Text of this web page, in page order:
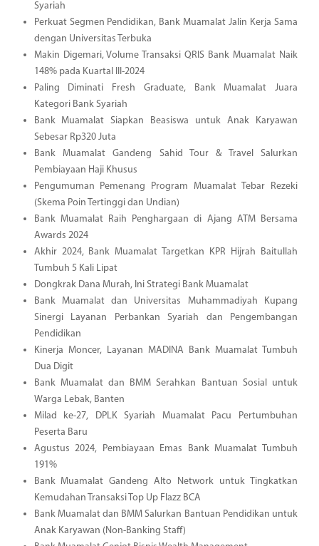
Syariah
Perkuat Segmen Pendidikan, Bank Muamalat Jalin Kerja Sama
dengan Universitas Terbuka
Makin Digemari, Volume Transaksi QRIS Bank Muamalat Naik
148% pada Kuartal III-2024
Paling Diminati Fresh Graduate, Bank Muamalat Juara
Kategori Bank Syariah
Bank Muamalat Siapkan Beasiswa untuk Anak Karyawan
Sebesar Rp320 Juta
Bank Muamalat Gandeng Sahid Tour & Travel Salurkan
Pembiayaan Haji Khusus
Pengumuman Pemenang Program Muamalat Tebar Rezeki
(Skema Poin Tertinggi dan Undian)
Bank Muamalat Raih Penghargaan di Ajang ATM Bersama
Awards 2024
Akhir 2024, Bank Muamalat Targetkan KPR Hijrah Baitullah
Tumbuh 5 Kali Lipat
Dongkrak Dana Murah, Ini Strategi Bank Muamalat
Bank Muamalat dan Universitas Muhammadiyah Kupang
Sinergi Layanan Perbankan Syariah dan Pengembangan
Pendidikan
Kinerja Moncer, Layanan MADINA Bank Muamalat Tumbuh
Dua Digit
Bank Muamalat dan BMM Serahkan Bantuan Sosial untuk
Warga Lebak, Banten
Milad ke-27, DPLK Syariah Muamalat Pacu Pertumbuhan
Peserta Baru
Agustus 2024, Pembiayaan Emas Bank Muamalat Tumbuh
191%
Bank Muamalat Gandeng Alto Network untuk Tingkatkan
Kemudahan Transaksi Top Up Flazz BCA
Bank Muamalat dan BMM Salurkan Bantuan Pendidikan untuk
Anak Karyawan (Non-Banking Staff)